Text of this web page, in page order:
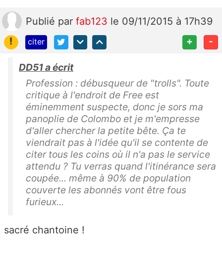
Publié par fab123 le 09/11/2015 à 17h39
!
citer + -
DD51 a écrit
Profession : débusqueur de "trolls". Toute
critique à l'endroit de Free est
éminemment suspecte, donc je sors ma
panoplie de Colombo et je m'empresse
d'aller chercher la petite bête. Ça te
viendrait pas à l'idée qu'il se contente de
citer tous les coins où il n'a pas le service
attendu ? Tu verras quand l'itinérance sera
coupée... même à 90% de population
couverte les abonnés vont être fous
furieux...
sacré chantoine !